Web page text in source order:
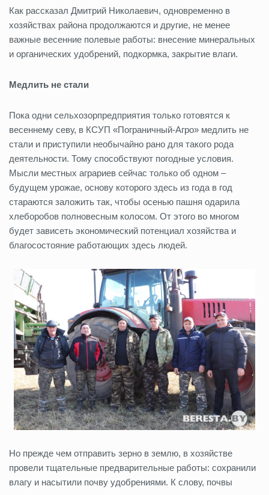
Как рассказал Дмитрий Николаевич, одновременно в
хозяйствах района продолжаются и другие, не менее
важные весенние полевые работы: внесение минеральных
и органических удобрений, подкормка, закрытие влаги.
Медлить не стали
Пока одни сельхозорпредприятия только готовятся к
весеннему севу, в КСУП «Пограничный-Агро» медлить не
стали и приступили необычайно рано для такого рода
деятельности. Тому способствуют погодные условия.
Мысли местных аграриев сейчас только об одном –
будущем урожае, основу которого здесь из года в год
стараются заложить так, чтобы осенью пашня одарила
хлеборобов полновесным колосом. От этого во многом
будет зависеть экономический потенциал хозяйства и
благосостояние работающих здесь людей.
Но прежде чем отправить зерно в землю, в хозяйстве
провели тщательные предварительные работы: сохранили
влагу и насытили почву удобрениями. К слову, почвы